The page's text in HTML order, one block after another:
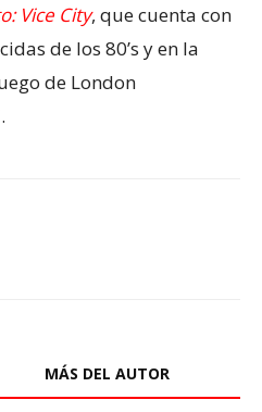
Vice City, que cuenta con
de los 80’s y en la
de London
.
MÁS DEL AUTOR